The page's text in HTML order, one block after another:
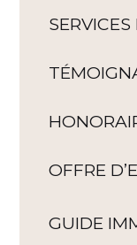
OFFRE
GUIDE